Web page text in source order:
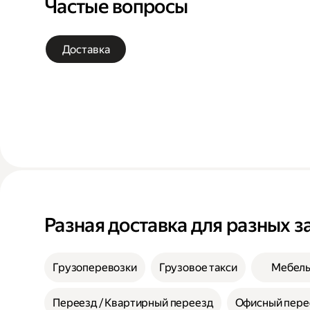
Частые вопросы
Доставка
Разная доставка для разных
Грузоперевозки Грузовое такси Мебель
Переезд / Квартирный переезд Офисный